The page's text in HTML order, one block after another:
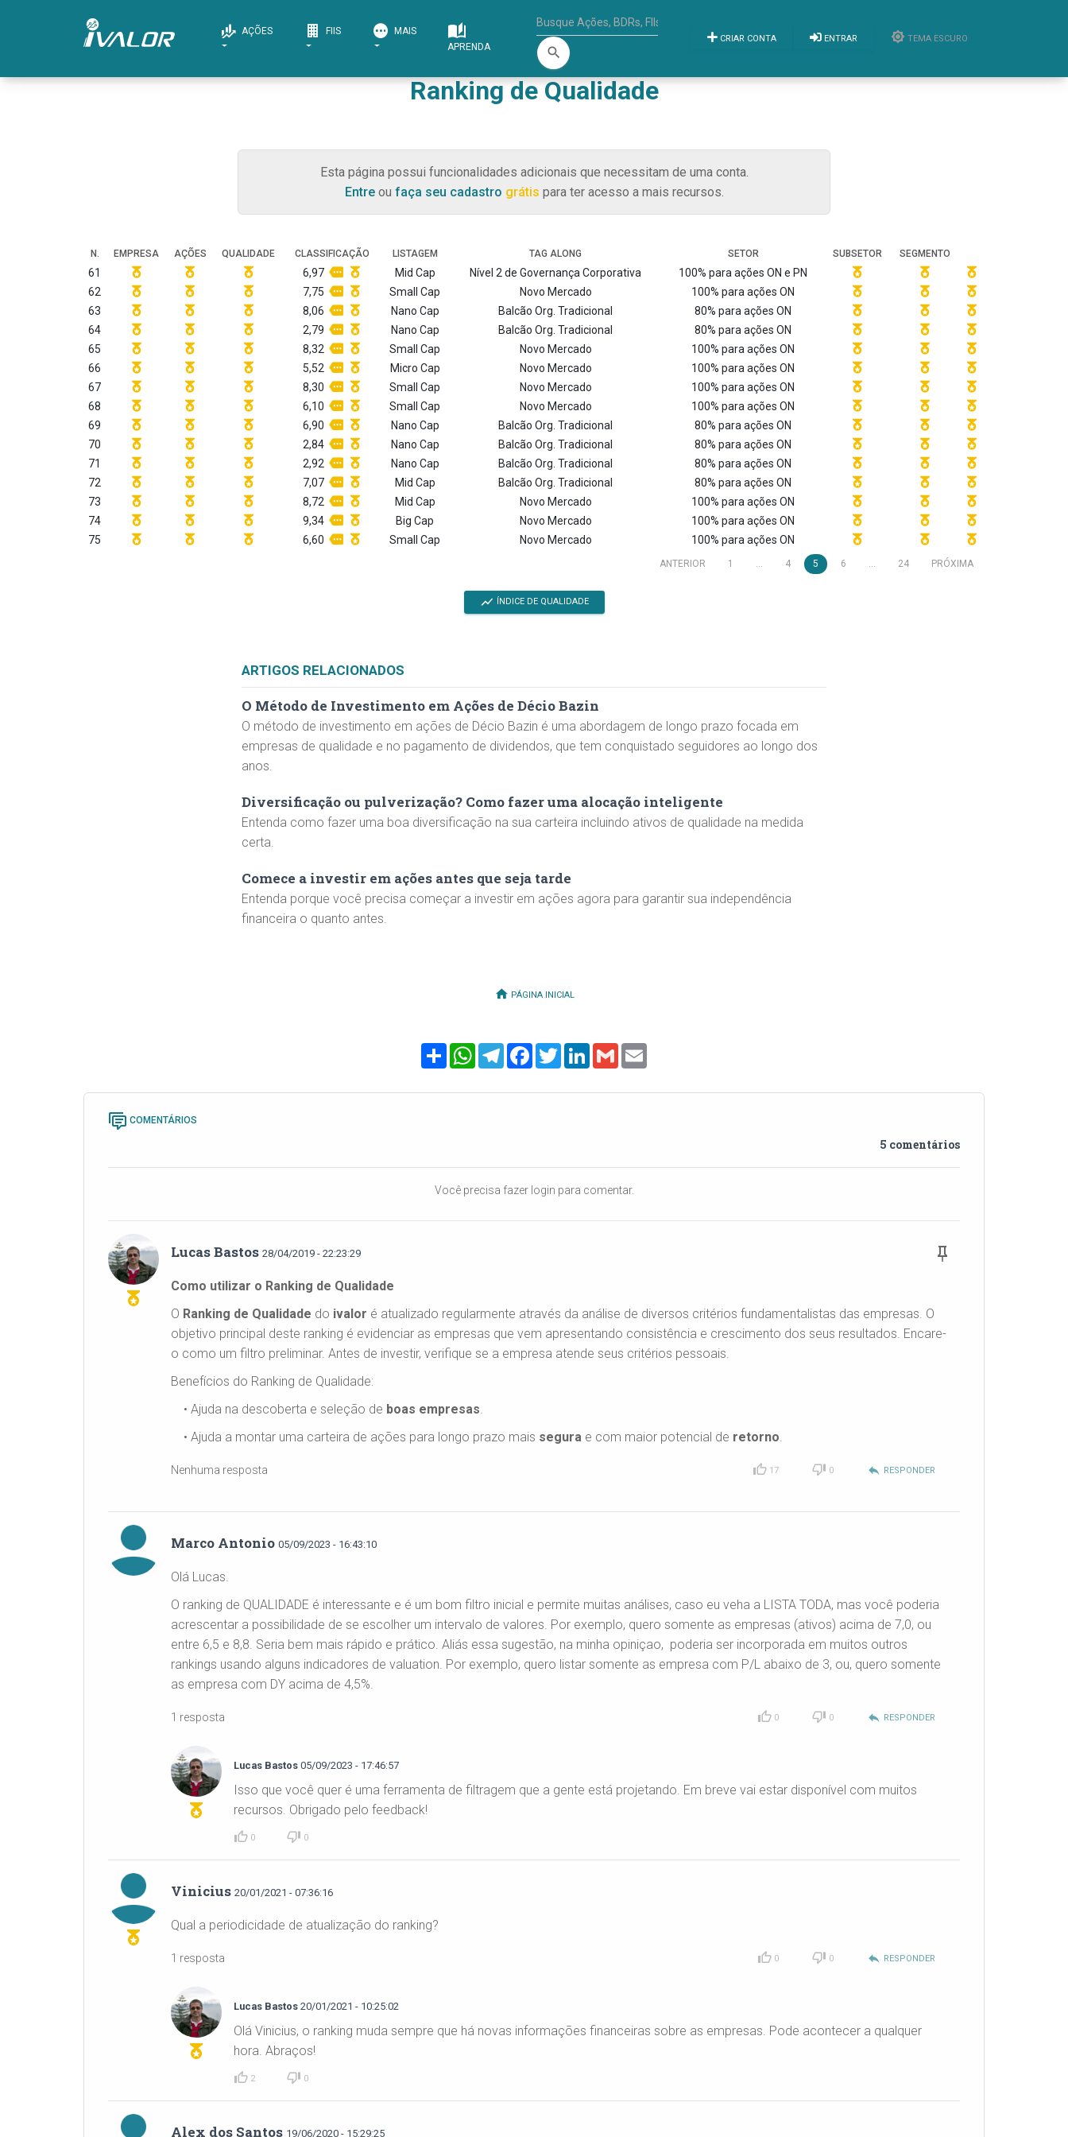
AÇÕES FIIS
MAIS
APRENDA
search
CRIAR CONTA ENTRAR TEMA ESCURO
Ranking de Qualidade
Esta página possui funcionalidades adicionais que necessitam de uma conta.
Entreou faça seu cadastro grátis para ter acesso a mais recursos.
N. EMPRESA AÇÕES QUALIDADE CLASSIFICAÇÃO LISTAGEM TAG ALONG SETOR SUBSETOR SEGMENTO
61 6,97 Mid Cap Nível 2 de Governança Corporativa
100% para ações ON e PN
62
7,75 Small Cap Novo Mercado
100% para ações ON
63
8,06 Nano Cap Balcão Org. Tradicional
80% para ações ON
64
2,79 Nano Cap Balcão Org. Tradicional
80% para ações ON
65
8,32 Small Cap Novo Mercado
100% para ações ON
66
5,52 Micro Cap Novo Mercado
100% para ações ON
67
8,30 Small Cap Novo Mercado
100% para ações ON
68
6,10 Small Cap Novo Mercado
100% para ações ON
69
6,90 Nano Cap Balcão Org. Tradicional
80% para ações ON
70
2,84 Nano Cap Balcão Org. Tradicional
80% para ações ON
71
2,92 Nano Cap Balcão Org. Tradicional
80% para ações ON
72
7,07 Mid Cap Balcão Org. Tradicional
80% para ações ON
73
8,72 Mid Cap Novo Mercado
100% para ações ON
74
9,34 Big Cap Novo Mercado
100% para ações ON
75
6,60 Small Cap Novo Mercado 100% para ações ON
ANTERIOR 1 ... 4 5 6 ... 24 PRÓXIMA
show_chart ÍNDICE DE QUALIDADE
ARTIGOS RELACIONADOS
O Método de Investimento em Ações de Décio Bazin
O método de investimento em ações de Décio Bazin é uma abordagem de longo prazo focada em
empresas de qualidade e no pagamento de dividendos, que tem conquistado seguidores ao longo dos
anos.
Diversificação ou pulverização? Como fazer uma alocação inteligente
Entenda como fazer uma boa diversificação na sua carteira incluindo ativos de qualidade na medida
certa.
Comece a investir em ações antes que seja tarde
Entenda porque você precisa começar a investir em ações agora para garantir sua independência
financeira o quanto antes.
PÁGINA INICIAL
ShareWhatsAppTelegramFacebook
TwitterLinkedInGmail
COMENTÁRIOS
5 comentários
Você precisa fazer login para comentar.
Lucas Bastos 28/04/2019 - 22:23:29
Como utilizar o Ranking de Qualidade
O Ranking de Qualidade do ivalor é atualizado regularmente através da análise de diversos critérios fundamentalistas das empresas. O
objetivo principal deste ranking é evidenciar as empresas que vem apresentando consistência e crescimento dos seus resultados. Encare-
o como um filtro preliminar. Antes de investir, verifique se a empresa atende seus critérios pessoais.
Benefícios do Ranking de Qualidade:
• Ajuda na descoberta e seleção de boas empresas.
• Ajuda a montar uma carteira de ações para longo prazo mais segura e com maior potencial de retorno.
reply RESPONDER
0
17
Nenhuma resposta
Marco Antonio 05/09/2023 - 16:43:10
Olá Lucas.
O ranking de QUALIDADE é interessante e é um bom filtro inicial e permite muitas análises, caso eu veha a LISTA TODA, mas você poderia
acrescentar a possibilidade de se escolher um intervalo de valores. Por exemplo, quero somente as empresas (ativos) acima de 7,0, ou
entre 6,5 e 8,8. Seria bem mais rápido e prático. Aliás essa sugestão, na minha opiniçao, poderia ser incorporada em muitos outros
rankings usando alguns indicadores de valuation. Por exemplo, quero listar somente as empresa com P/L abaixo de 3, ou, quero somente
as empresa com DY acima de 4,5%.
reply RESPONDER
0
0
1 resposta
Lucas Bastos 05/09/2023 - 17:46:57
Isso que você quer é uma ferramenta de filtragem que a gente está projetando. Em breve vai estar disponível com muitos
recursos. Obrigado pelo feedback!
0 0
Vinicius 20/01/2021 - 07:36:16
Qual a periodicidade de atualização do ranking?
reply RESPONDER
0
0
1 resposta
Lucas Bastos 20/01/2021 - 10:25:02
Olá Vinicius, o ranking muda sempre que há novas informações financeiras sobre as empresas. Pode acontecer a qualquer
hora. Abraços!
2 0
Alex dos Santos 19/06/2020 - 15:29:25